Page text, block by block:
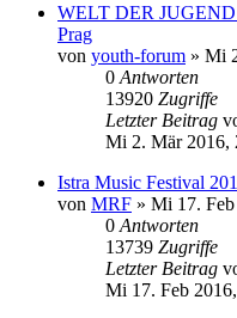
WELT DER
Prag
von youth-forum » Mi
0 Antworten
13920 Zugriffe
Letzter Beitrag
Mi 2. Mär 2016,
Istra Music Festival
von MRF » Mi 17.
0 Antworten
13739 Zugriffe
Letzter Beitrag
Mi 17. Feb